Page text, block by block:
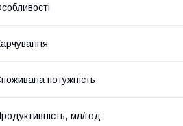
потужність
мл/год